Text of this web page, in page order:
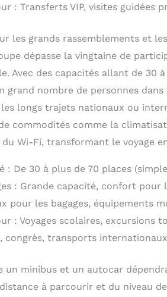
: Transferts VIP, visites guidées
les grands rassemblements et
dépasse la vingtaine de
Avec des capacités allant de 30
grand nombre de personnes
longs trajets nationaux ou
commodités comme la
Wi-Fi, transformant le voyage
: De 30 à plus de 70 places
: Grande capacité, confort pour
pour les bagages, équipements
: Voyages scolaires, excursions
congrès, transports
un minibus et un autocar
à parcourir et du niveau